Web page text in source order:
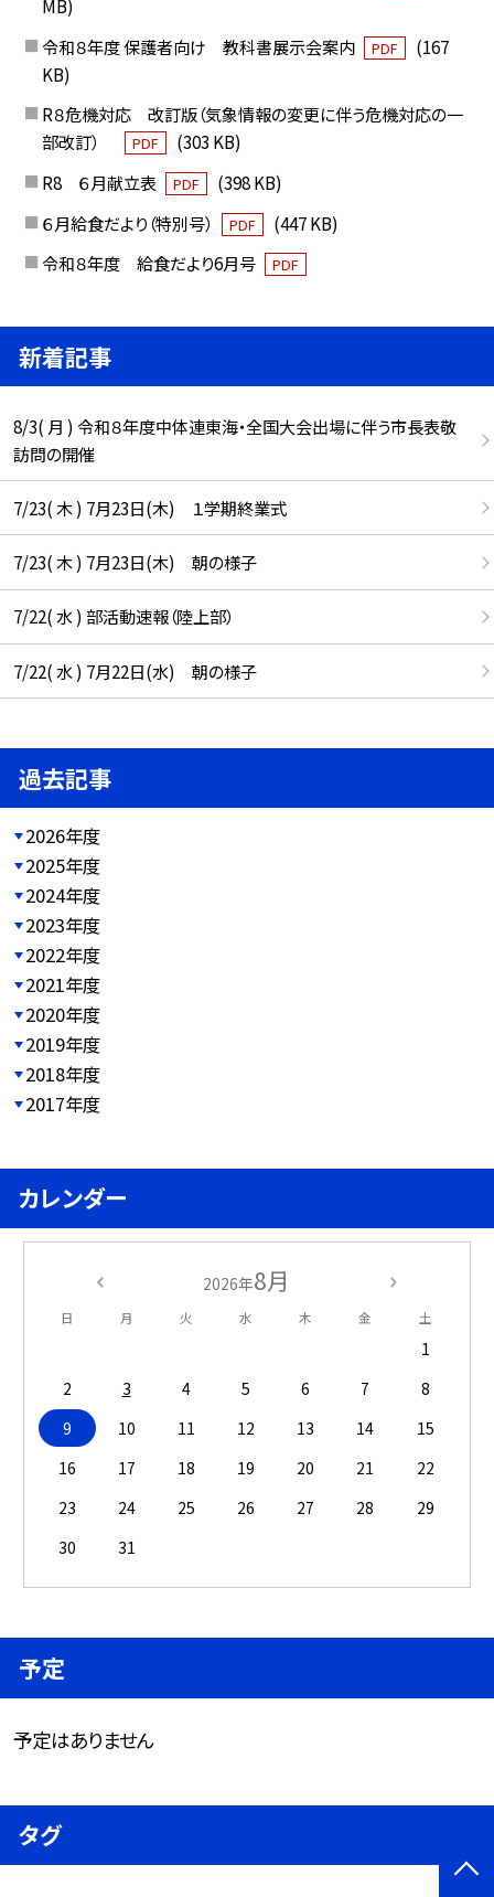
MB)
令和８年度 保護者向け 教科書展示会案内
PDF
(167
KB)
R８危機対応 改訂版（気象情報の変更に伴う危機対応の一
部改訂）
PDF
(303 KB)
R8 ６月献立表
PDF
(398 KB)
６月給食だより（特別号）
PDF
(447 KB)
令和８年度 給食だより6月号
PDF
新着記事
8/3( 月 ) 令和８年度中体連東海・全国大会出場に伴う市長表敬
訪問の開催
7/23( 木 ) 7月23日(木) １学期終業式
7/23( 木 ) 7月23日(木) 朝の様子
7/22( 水 ) 部活動速報（陸上部）
7/22( 水 ) 7月22日(水) 朝の様子
過去記事
2026年度
2025年度
2024年度
2023年度
2022年度
2021年度
2020年度
2019年度
2018年度
2017年度
カレンダー
2026年8月
日 月 火 水 木 金 土
1
2
3 4 5 6 7
8
9
10 11 12 13 14
15
16
17 18 19 20 21
22
23
24 25 26 27 28
29
30
31
予定
予定はありません
タグ